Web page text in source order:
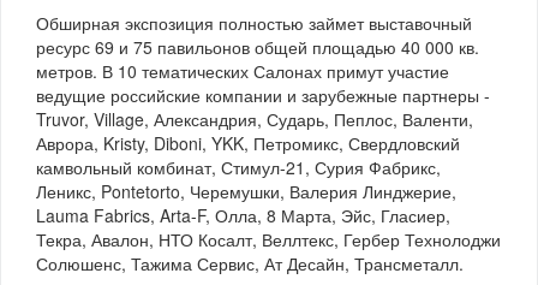
Обширная экспозиция полностью займет выставочный
ресурс 69 и 75 павильонов общей площадью 40 000 кв.
метров. В 10 тематических Салонах примут участие
ведущие российские компании и зарубежные партнеры -
Truvor, Village, Александрия, Сударь, Пеплос, Валенти,
Аврора, Kristy, Diboni, YKK, Петромикс, Свердловский
камвольный комбинат, Стимул-21, Сурия Фабрикс,
Леникс, Pontetorto, Черемушки, Валерия Линджерие,
Lauma Fabrics, Arta-F, Олла, 8 Марта, Эйс, Гласиер,
Текра, Авалон, НТО Косалт, Веллтекс, Гербер Технолоджи
Солюшенс, Тажима Сервис, Ат Десайн, Трансметалл.